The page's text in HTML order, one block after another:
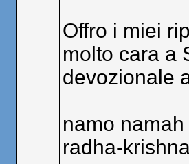
Offro i miei
molto cara a
devozionale
namo
radha-